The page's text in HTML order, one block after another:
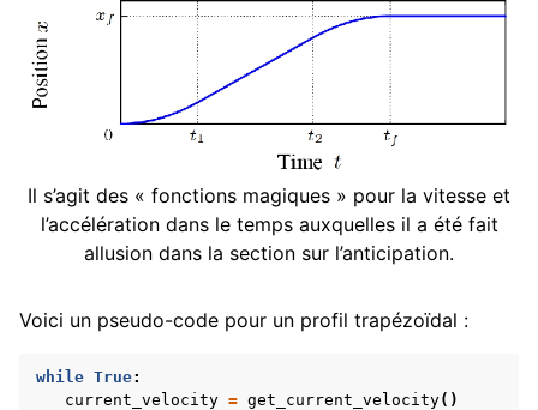
Il s’agit des « fonctions magiques » pour la vitesse et
l’accélération dans le temps auxquelles il a été fait
allusion dans la section sur l’anticipation.
Voici un pseudo-code pour un profil trapézoïdal :
while True:
current_velocity = get_current_velocity()